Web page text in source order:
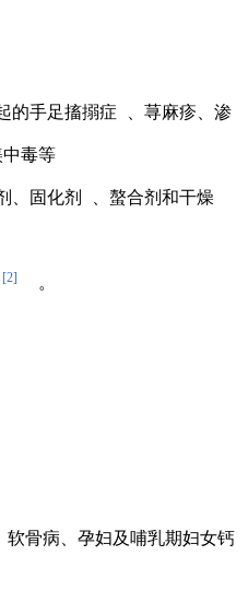
的手足搐搦症 、荨麻疹、渗
毒等
、 固化剂 、螯合剂和干燥
[2] 。
骨病、孕妇及哺乳期妇女钙